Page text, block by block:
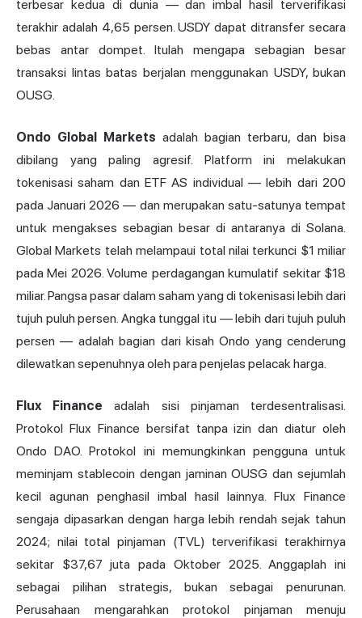
terbesar kedua di dunia — dan imbal hasil terverifikasi
terakhir adalah 4,65 persen. USDY dapat ditransfer secara
bebas antar dompet. Itulah mengapa sebagian besar
transaksi lintas batas berjalan menggunakan USDY, bukan
OUSG.
Ondo Global Markets adalah bagian terbaru, dan bisa
dibilang yang paling agresif. Platform ini melakukan
tokenisasi saham dan ETF AS individual — lebih dari 200
pada Januari 2026 — dan merupakan satu-satunya tempat
untuk mengakses sebagian besar di antaranya di Solana.
Global Markets telah melampaui total nilai terkunci $1 miliar
pada Mei 2026. Volume perdagangan kumulatif sekitar $18
miliar. Pangsa pasar dalam saham yang di tokenisasi lebih dari
tujuh puluh persen. Angka tunggal itu — lebih dari tujuh puluh
persen — adalah bagian dari kisah Ondo yang cenderung
dilewatkan sepenuhnya oleh para penjelas pelacak harga.
Flux Finance adalah sisi pinjaman terdesentralisasi.
Protokol Flux Finance bersifat tanpa izin dan diatur oleh
Ondo DAO. Protokol ini memungkinkan pengguna untuk
meminjam stablecoin dengan jaminan OUSG dan sejumlah
kecil agunan penghasil imbal hasil lainnya. Flux Finance
sengaja dipasarkan dengan harga lebih rendah sejak tahun
2024; nilai total pinjaman (TVL) terverifikasi terakhirnya
sekitar $37,67 juta pada Oktober 2025. Anggaplah ini
sebagai pilihan strategis, bukan sebagai penurunan.
Perusahaan mengarahkan protokol pinjaman menuju